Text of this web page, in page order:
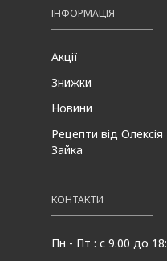
ІНФОРМАЦІЯ
Акції
Знижки
Новини
Рецепти від Олексія
Зайка
КОНТАКТИ
Пн - Пт : с 9.00 до